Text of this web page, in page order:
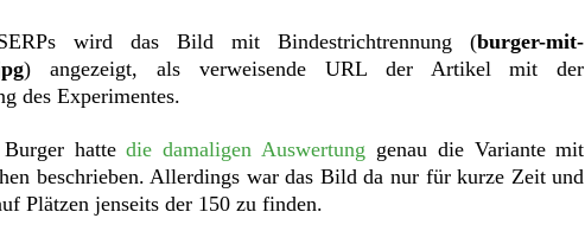
wird das Bild mit Bindestrichtrennung (burger-mit-
) angezeigt, als verweisende URL der Artikel mit der
des Experimentes.
hattedie damaligen Auswertung genau die Variante mit
beschrieben. Allerdings war das Bild da nur für kurze Zeit und
Plätzen jenseits der 150 zu finden.